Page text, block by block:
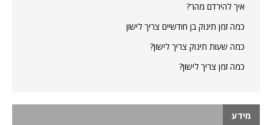
איך להירדם מהר?
כמה זמן תינוק בן חודשיים צריך לישון
כמה שעות תינוק צריך לישון?
כמה זמן צריך לישון?
מידע